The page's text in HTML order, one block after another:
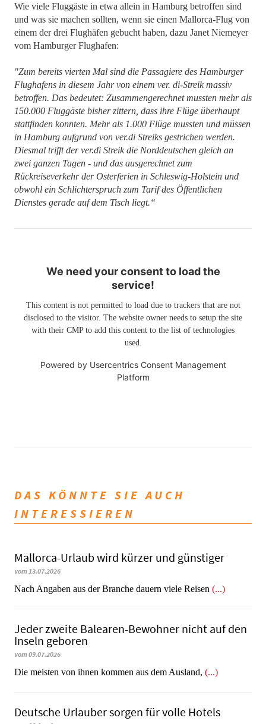
Wie viele Fluggäste in etwa allein in Hamburg betroffen sind
und was sie machen sollten, wenn sie einen Mallorca-Flug von
einem der drei Flughäfen gebucht haben, dazu Janet Niemeyer
vom Hamburger Flughafen:
"Zum bereits vierten Mal sind die Passagiere des Hamburger
Flughafens in diesem Jahr von einem ver. di-Streik massiv
betroffen. Das bedeutet: Zusammengerechnet mussten mehr als
150.000 Fluggäste bisher zittern, dass ihre Flüge überhaupt
stattfinden konnten. Mehr als 1.000 Flüge mussten und müssen
in Hamburg aufgrund von ver.di Streiks gestrichen werden.
Diesmal trifft der ver.di Streik die Norddeutschen gleich an
zwei ganzen Tagen - und das ausgerechnet zum
Rückreiseverkehr der Osterferien in Schleswig-Holstein und
obwohl ein Schlichterspruch zum Tarif des Öffentlichen
Dienstes gerade auf dem Tisch liegt.“
We need your consent to load the
service!
This content is not permitted to load due to trackers that are not
disclosed to the visitor. The website owner needs to setup the site
with their CMP to add this content to the list of technologies
used.
Powered by Usercentrics Consent Management
Platform
DAS KÖNNTE SIE AUCH
INTERESSIEREN
Mallorca-Urlaub wird kürzer und günstiger
vom 13.07.2026
Nach Angaben aus der Branche dauern viele Reisen (...)
Jeder zweite Balearen-Bewohner nicht auf den
Inseln geboren
vom 09.07.2026
Die meisten von ihnen kommen aus dem Ausland, (...)
Deutsche Urlauber sorgen für volle Hotels